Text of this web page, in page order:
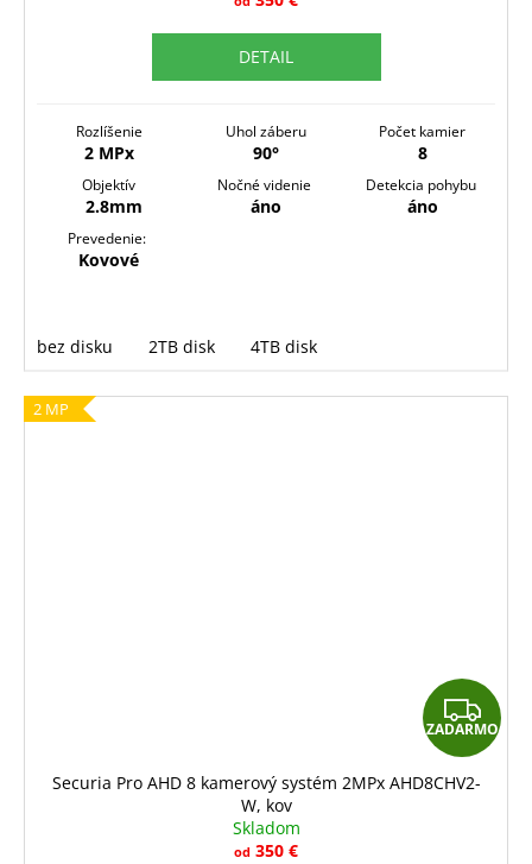
DETAIL
Rozlíšenie
2 MPx
Uhol záberu
90°
Počet kamier
8
Objektív
2.8mm
Nočné videnie
áno
Detekcia pohybu
áno
Prevedenie:
Kovové
bez disku 2TB disk 4TB disk
2 MP
Z
A
D
ZADARMO
Securia Pro AHD 8 kamerový systém 2MPx AHD8CHV2-
W, kov
Skladom
od 350 €